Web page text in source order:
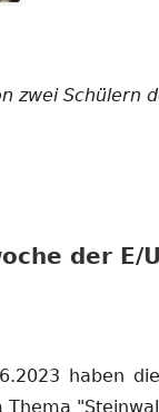
zwei Schülern
der E/
haben
Thema